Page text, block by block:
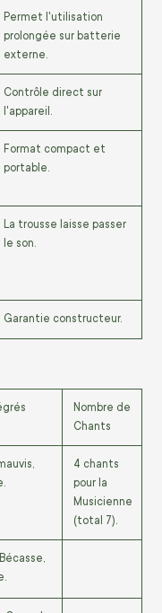
Permet l'utilisation
prolongée sur batterie
externe.
Contrôle direct sur
l'appareil.
Format compact et
portable.
La trousse laisse passer
le son.
Garantie constructeur.
Nombre de
Chants
4 chants
pour la
Musicienne
(total 7).